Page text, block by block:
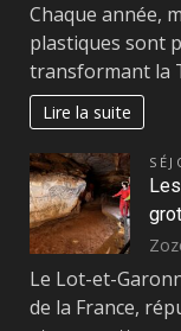
Chaque année,
plastiques sont
transformant la
Lire la suite
Le Lot-et-
de la France,